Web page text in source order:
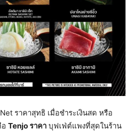
ราคาสุทธิ เมื่อชำระเงินสด หรือ
Tenjo ราคา บุฟเฟ่ต์แพงที่สุดในร้าน